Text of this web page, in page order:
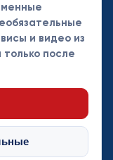
Контакты
партнеры
и видео из
после